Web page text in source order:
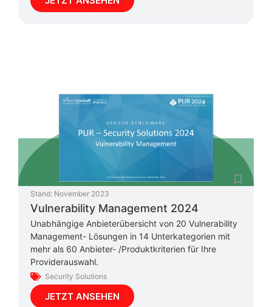
Stand: November 2023
Vulnerability Management 2024
Unabhängige Anbieterübersicht von 20 Vulnerability
Management- Lösungen in 14 Unterkategorien mit
mehr als 60 Anbieter- /Produktkriterien für Ihre
Providerauswahl.
Security Solutions
JETZT ANSEHEN